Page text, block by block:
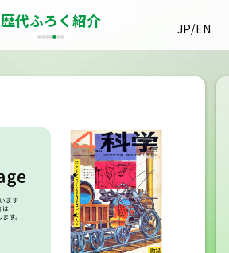
JP/EN
歴代ふろく紹介